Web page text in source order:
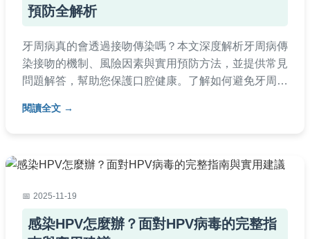
預防全解析
牙周病真的會透過接吻傳染嗎？本文深度解析牙周病傳
染接吻的機制、風險因素與實用預防方法，並提供常見
問題解答，幫助您保護口腔健康。了解如何避免牙周病
閱讀全文
2025-11-19
感染HPV怎麼辦？面對HPV病毒的完整指